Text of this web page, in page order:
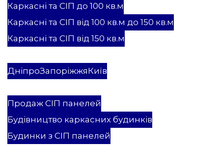
Каркасні та СІП до 100 кв.м
Каркасні та СІП від 100 кв.м до 150 кв.м
Каркасні та СІП від 150 кв.м
ДніпроЗапоріжжяКиїв
Продаж СІП панелей
Будівництво каркасних будинків
Будинки з СІП панелей